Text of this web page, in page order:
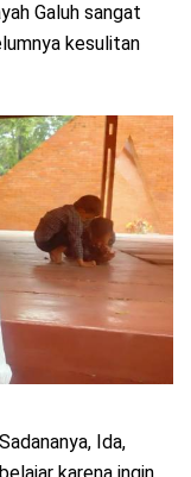
Galuh sangat
kesulitan
Ida,